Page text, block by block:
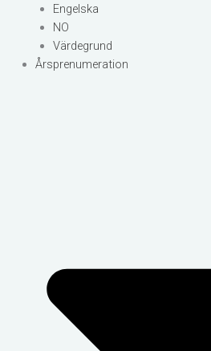
Engelska
NO
Värdegrund
Årsprenumeration